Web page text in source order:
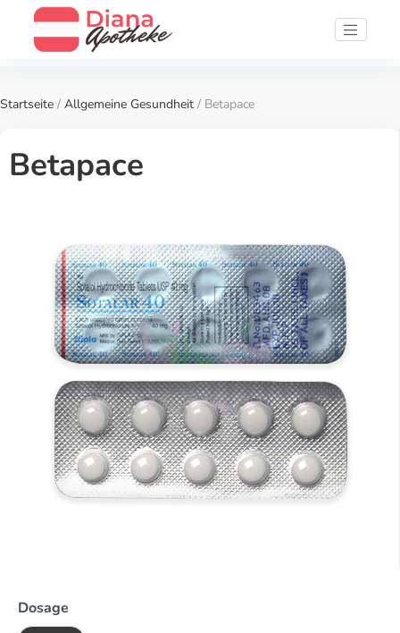
Startseite / Allgemeine Gesundheit / Betapace
Betapace
Dosage